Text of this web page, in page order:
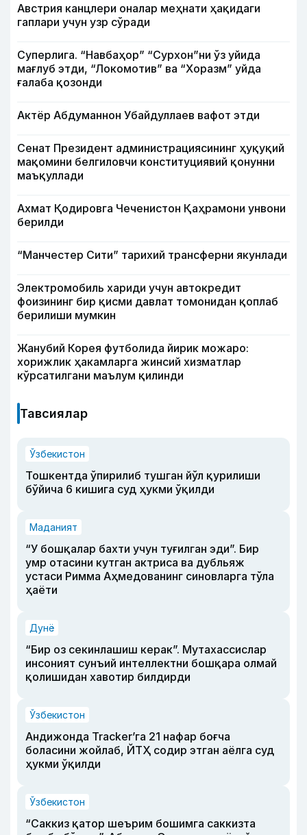
Австрия канцлери оналар меҳнати ҳақидаги
гаплари учун узр сўради
Суперлига. “Навбаҳор” “Сурхон”ни ўз уйида
мағлуб этди, “Локомотив” ва “Хоразм” уйда
ғалаба қозонди
Актёр Абду­маннон Убайдуллаев вафот этди
Сенат Президент администрациясининг ҳуқуқий
мақомини белгиловчи конституциявий қонунни
маъқуллади
Ахмат Қодировга Чеченистон Қаҳрамони унвони
берилди
“Манчестер Сити” тарихий трансферни якунлади
Электромобиль хариди учун автокредит
фоизининг бир қисми давлат томонидан қоплаб
берилиши мумкин
Жанубий Корея футболида йирик можаро:
хорижлик ҳакамларга жинсий хизматлар
кўрсатилгани маълум қилинди
Тавсиялар
Ўзбекистон
Тошкентда ўпирилиб тушган йўл қурилиши
бўйича 6 кишига суд ҳукми ўқилди
Маданият
“У бошқалар бахти учун туғилган эди”. Бир
умр отасини кутган актриса ва дубльяж
устаси Римма Аҳмедованинг синовларга тўла
ҳаёти
Дунё
“Бир оз секинлашиш керак”. Мутахассислар
инсоният сунъий интеллектни бошқара олмай
қолишидан хавотир билдирди
Ўзбекистон
Андижонда Tracker’га 21 нафар боғча
боласини жойлаб, ЙТҲ содир этган аёлга суд
ҳукми ўқилди
Ўзбекистон
“Саккиз қатор шеърим бошимга саккизта